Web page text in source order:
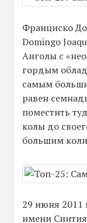
Франциско
Domingo
Анголы с
гордым
самым
равен
поместить
колы до
большим
29 июня 2011
имени